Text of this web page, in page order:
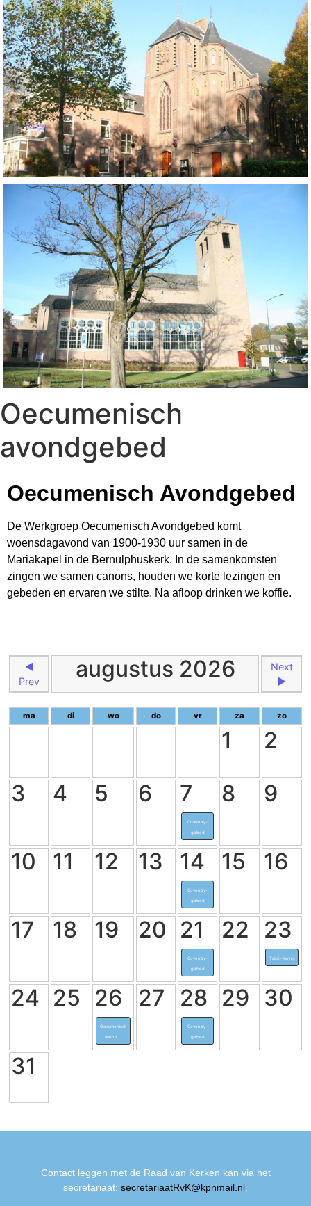
Oecumenisch
avondgebed
Oecumenisch Avondgebed
De Werkgroep Oecumenisch Avondgebed komt
woensdagavond van 1900-1930 uur samen in de
Mariakapel in de Bernulphuskerk. In de samenkomsten
zingen we samen canons, houden we korte lezingen en
gebeden en ervaren we stilte. Na afloop drinken we koffie.
◄
Prev
augustus 2026
Next
►
ma di wo do vr za zo
1
2
3
4 5 6 7
Coventry-
gebed
8 9
10 11 12 13 14
Coventry-
gebed
15 16
17 18 19 20 21
Coventry-
gebed
22 23
Taizé-viering
24 25 26
Oecumenisch
avond...
27 28
Coventry-
gebed
29 30
31
Contact leggen met de Raad van Kerken kan via het
secretariaat: secretariaatRvK@kpnmail.nl.